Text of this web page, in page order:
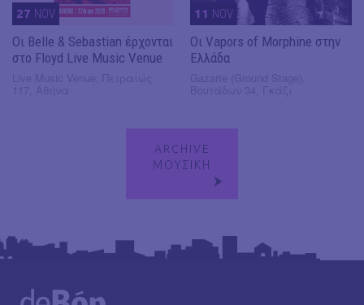
27 NOV
Οι Belle & Sebastian έρχονται
στο Floyd Live Music Venue
11 NOV
Οι Vapors of Morphine στην
Ελλάδα
ARCHIVE
ΜΟΥΣΙΚΗ